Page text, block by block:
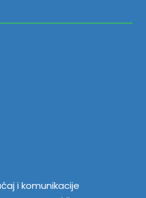
i komunikacije